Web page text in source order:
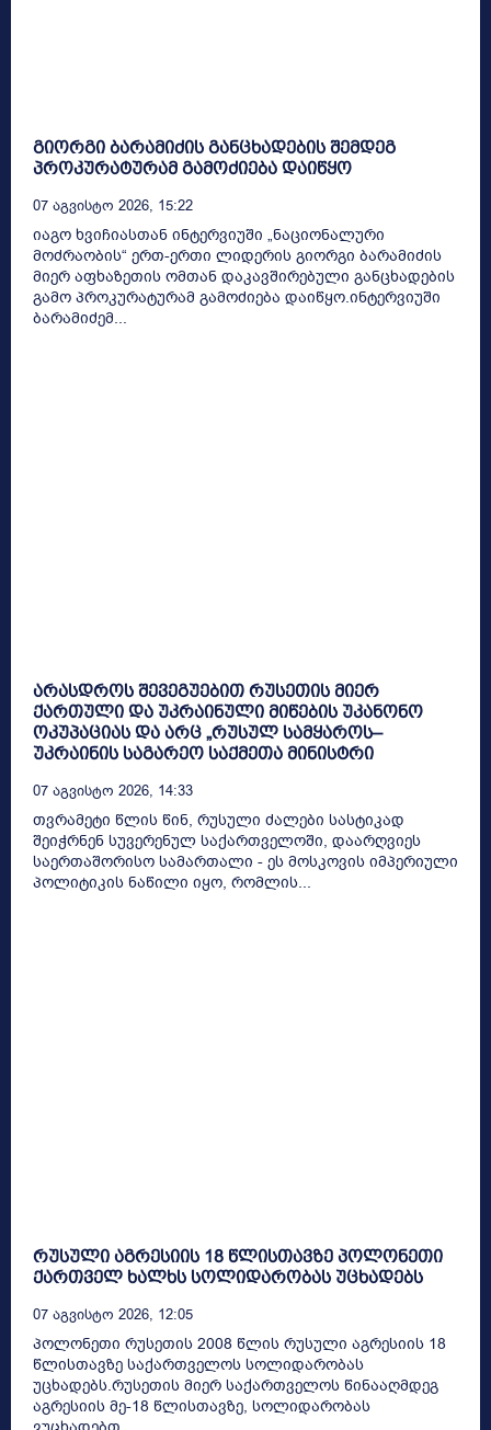
გიორგი ბარამიძის განცხადების შემდეგ
პროკურატურამ გამოძიება დაიწყო
07 Აგვისტო 2026, 15:22
იაგო ხვიჩიასთან ინტერვიუში „ნაციონალური
მოძრაობის“ ერთ-ერთი ლიდერის გიორგი ბარამიძის
მიერ აფხაზეთის ომთან დაკავშირებული განცხადების
გამო პროკურატურამ გამოძიება დაიწყო.ინტერვიუში
ბარამიძემ...
არასდროს შევეგუებით რუსეთის მიერ
ქართული და უკრაინული მიწების უკანონო
ოკუპაციას და არც „რუსულ სამყაროს–
უკრაინის საგარეო საქმეთა მინისტრი
07 Აგვისტო 2026, 14:33
თვრამეტი წლის წინ, რუსული ძალები სასტიკად
შეიჭრნენ სუვერენულ საქართველოში, დაარღვიეს
საერთაშორისო სამართალი - ეს მოსკოვის იმპერიული
პოლიტიკის ნაწილი იყო, რომლის...
რუსული აგრესიის 18 წლისთავზე პოლონეთი
ქართველ ხალხს სოლიდარობას უცხადებს
07 Აგვისტო 2026, 12:05
პოლონეთი რუსეთის 2008 წლის რუსული აგრესიის 18
წლისთავზე საქართველოს სოლიდარობას
უცხადებს.რუსეთის მიერ საქართველოს წინააღმდეგ
აგრესიის მე-18 წლისთავზე, სოლიდარობას